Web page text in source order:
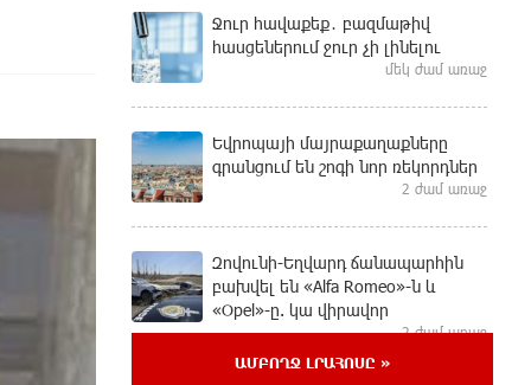
Ջուր հավաքեք․ բազմաթիվ
հասցեներում ջուր չի լինելու
մեկ ժամ առաջ
Եվրոպայի մայրաքաղաքները
գրանցում են շոգի նոր ռեկորդներ
2 ժամ առաջ
Զովունի-Եղվարդ ճանապարհին
բախվել են «Alfa Romeo»-ն և
«Opel»-ը. կա վիրավոր
2 ժամ առաջ
ԱՄԲՈՂՋ ԼՐԱՀՈՍԸ »